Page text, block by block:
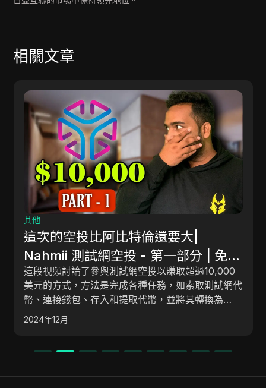
相關文章
分 | 免費
過10,000
取測試網代
轉換為
2024年初學者使用人工智慧
網上收入的方法！ ($100/天)
本指南為初學者提供了一個逐步的方法，
工智慧來賺取在線收入的聯盟行銷。 它涵蓋了基本
工具、網站設置、在 ClickBank 上的產品